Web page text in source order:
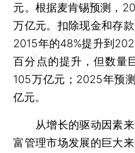
元。根据麦肯锡预测，
万亿元。扣除现金和存
2015年的48%提升到
百分点的提升，但数量
105万亿元；2025年预
亿元。
从增长的驱动因素来
富管理市场发展的巨大